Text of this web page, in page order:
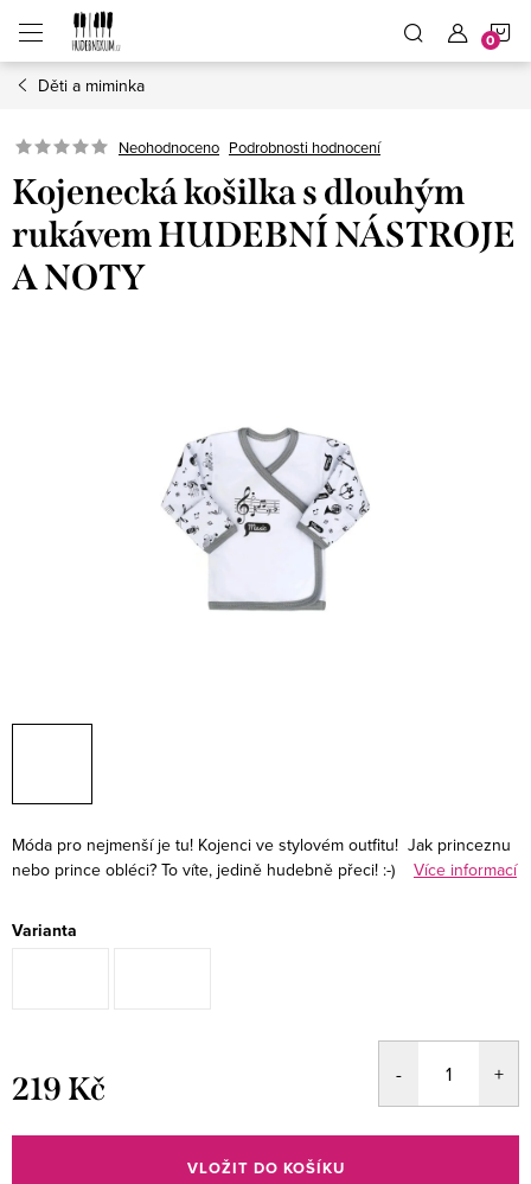
obsah
Děti a miminka
Neohodnoceno Podrobnosti hodnocení
Kojenecká košilka s dlouhým
rukávem HUDEBNÍ NÁSTROJE
A NOTY
Móda pro nejmenší je tu! Kojenci ve stylovém outfitu! Jak princeznu
nebo prince obléci? To víte, jedině hudebně přeci! :-)
Více informací
Varianta
219 Kč
cena:
VLOŽIT DO KOŠÍKU